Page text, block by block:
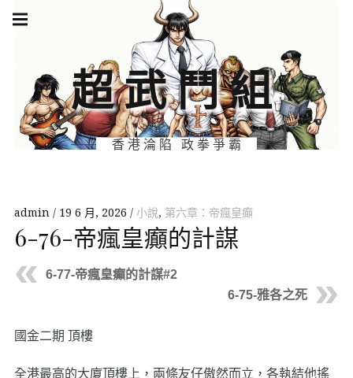
Skip
超武鬥組
香港淪陷 政拳爭霸
navigation
admin 19 6 月, 2026 小說, 第六章：帝瘋皇癲
6-76-帝瘋皇癲的計謀
6-77-帝瘋皇癲的計謀#2
6-75-雅各之死
國金二期 頂樓
全港最高的大廈頂樓上，兩條友仔傲然而立，各執結他搖